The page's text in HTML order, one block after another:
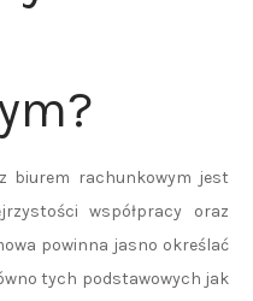
biurem rachunkowym jest
współpracy oraz
powinna jasno określać
tych podstawowych jak